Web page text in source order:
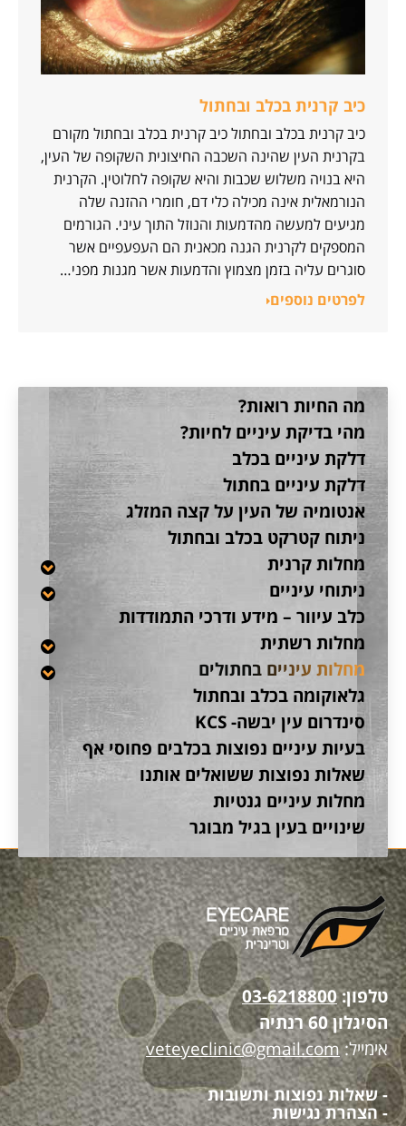
כיב קרנית בכלב ובחתול
כיב קרנית בכלב ובחתול כיב קרנית בכלב ובחתול מקורם
בקרנית העין שהינה השכבה החיצונית השקופה של העין,
היא בנויה משלוש שכבות והיא שקופה לחלוטין. הקרנית
הנורמאלית אינה מכילה כלי דם, חומרי ההזנה שלה
מגיעים למעשה מהדמעות והנוזל התוך עיני. הגורמים
המספקים לקרנית הגנה מכאנית הם העפעפיים אשר
סוגרים עליה בזמן מצמוץ והדמעות אשר מגנות מפני…
לפרטים נוספים
מה החיות רואות?
מהי בדיקת עיניים לחיות?
דלקת עיניים בכלב
דלקת עיניים בחתול
אנטומיה של העין על קצה המזלג
ניתוח קטרקט בכלב ובחתול
מחלות קרנית
ניתוחי עיניים
כלב עיוור – מידע ודרכי התמודדות
מחלות רשתית
מחלות עיניים בחתולים
גלאוקומה בכלב ובחתול
סינדרום עין יבשה- KCS
בעיות עיניים נפוצות בכלבים פחוסי אף
שאלות נפוצות ששואלים אותנו
מחלות עיניים גנטיות
שינויים בעין בגיל מבוגר
טלפון:03-6218800
הסיגלון 60 רנתיה
אימייל:veteyeclinic@gmail.com
- שאלות נפוצות ותשובות
- הצהרת נגישות